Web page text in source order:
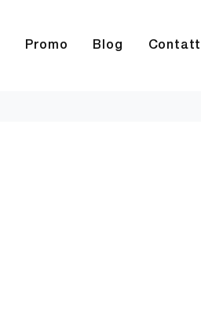
Promo Blog Contatti